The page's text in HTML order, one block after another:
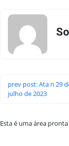
prev post: Ata n 29
julho de 2023
Esta é uma área